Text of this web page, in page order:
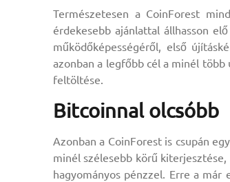
Természetesen a CoinForest
érdekesebb ajánlattal állhasson
működőképességéről, első
azonban a legfőbb cél a minél
feltöltése.
Bitcoinnal olcsóbb
Azonban a CoinForest is csupán
minél szélesebb körű
hagyományos pénzzel. Erre a